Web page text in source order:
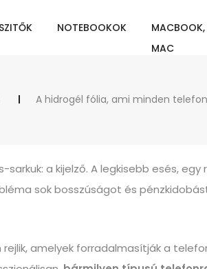
NOTEBOOKOK
MACBOOK,
MAC
A hidrogél fólia, ami minden
a kijelző. A legkisebb esés,
sok bosszúságot és
rejlik, amelyek forradalmasítják a